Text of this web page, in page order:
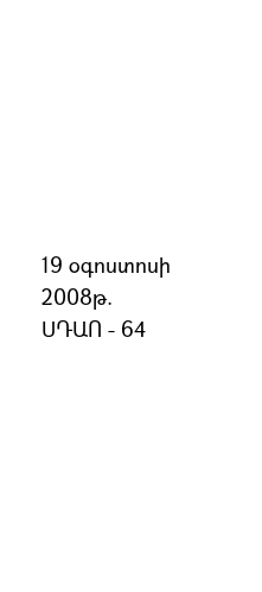
19 օգոստոսի
2008թ.
ՍԴԱՈ - 64